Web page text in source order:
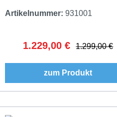
Artikelnummer: 931001
Verkaufspreis:
1.229,00 € Regulärer Preis:
1.299,00 €
zum Produkt